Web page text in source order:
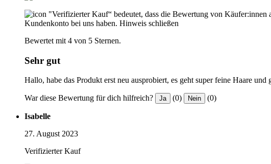
"Verifizierter Kauf“ bedeutet, dass die Bewertung von Käufer:innen
Kundenkonto bei uns haben. Hinweis schließen
Bewertet mit 4 von 5 Sternen.
Sehr gut
Hallo, habe das Produkt erst neu ausprobiert, es geht super feine Haare
War diese Bewertung für dich hilfreich? Ja (0) Nein (0)
Isabelle
27. August 2023
Verifizierter Kauf